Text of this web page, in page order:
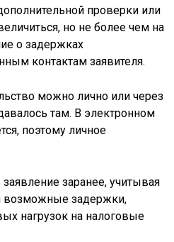
проверки или
но не более чем на
о задержках
контактам заявителя.
можно лично или через
там. В электронном
поэтому личное
заранее, учитывая
возможные задержки,
нагрузок на налоговые